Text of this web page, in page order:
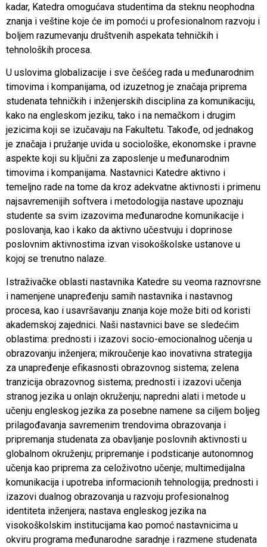
kadar, Katedra omogućava studentima da steknu neophodna
znanja i veštine koje će im pomoći u profesionalnom razvoju i
boljem razumevanju društvenih aspekata tehničkih i
tehnoloških procesa.
U uslovima globalizacije i sve češćeg rada u međunarodnim
timovima i kompanijama, od izuzetnog je značaja priprema
studenata tehničkih i inženjerskih disciplina za komunikaciju,
kako na engleskom jeziku, tako i na nemačkom i drugim
jezicima koji se izučavaju na Fakultetu. Takođe, od jednakog
je značaja i pružanje uvida u sociološke, ekonomske i pravne
aspekte koji su ključni za zaposlenje u međunarodnim
timovima i kompanijama. Nastavnici Katedre aktivno i
temeljno rade na tome da kroz adekvatne aktivnosti i primenu
najsavremenijih softvera i metodologija nastave upoznaju
studente sa svim izazovima međunarodne komunikacije i
poslovanja, kao i kako da aktivno učestvuju i doprinose
poslovnim aktivnostima izvan visokoškolske ustanove u
kojoj se trenutno nalaze.
Istraživačke oblasti nastavnika Katedre su veoma raznovrsne
i namenjene unapređenju samih nastavnika i nastavnog
procesa, kao i usavršavanju znanja koje može biti od koristi
akademskoj zajednici. Naši nastavnici bave se sledećim
oblastima: prednosti i izazovi socio-emocionalnog učenja u
obrazovanju inženjera; mikroučenje kao inovativna strategija
za unapređenje efikasnosti obrazovnog sistema; zelena
tranzicija obrazovnog sistema; prednosti i izazovi učenja
stranog jezika u onlajn okruženju; napredni alati i metode u
učenju engleskog jezika za posebne namene sa ciljem boljeg
prilagođavanja savremenim trendovima obrazovanja i
pripremanja studenata za obavljanje poslovnih aktivnosti u
globalnom okruženju; pripremanje i podsticanje autonomnog
učenja kao priprema za celoživotno učenje; multimedijalna
komunikacija i upotreba informacionih tehnologija; prednosti i
izazovi dualnog obrazovanja u razvoju profesionalnog
identiteta inženjera; nastava engleskog jezika na
visokoškolskim institucijama kao pomoć nastavnicima u
okviru programa međunarodne saradnje i razmene studenata